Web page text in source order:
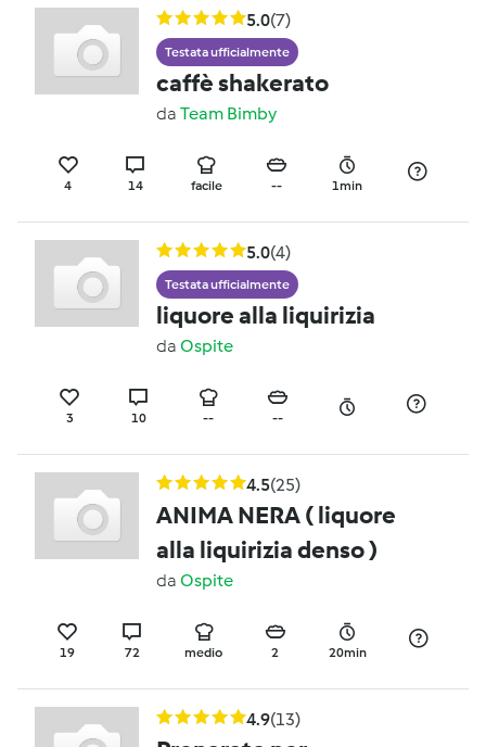
5.0(7)
Testata ufficialmente
caffè shakerato
da Team Bimby
4 14 facile -- 1min
5.0(4)
Testata ufficialmente
liquore alla liquirizia
da Ospite
3 10 -- --
4.5(25)
ANIMA NERA ( liquore
alla liquirizia denso )
da Ospite
19 72 medio 2 20min
4.9(13)